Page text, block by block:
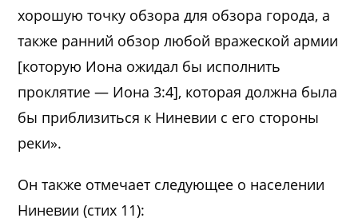
хорошую точку обзора для обзора города, а
также ранний обзор любой вражеской армии
[которую Иона ожидал бы исполнить
проклятие — Иона 3:4], которая должна была
бы приблизиться к Ниневии с его стороны
реки».
Он также отмечает следующее о населении
Ниневии (стих 11):